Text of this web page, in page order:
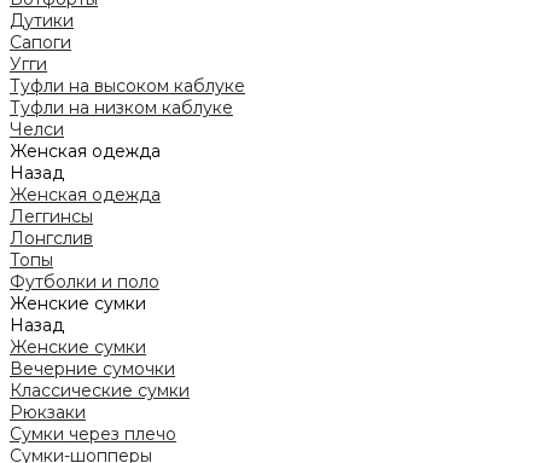
Дутики
Сапоги
Угги
Туфли на высоком каблуке
Туфли на низком каблуке
Челси
Женская одежда
Назад
Женская одежда
Леггинсы
Лонгслив
Топы
Футболки и поло
Женские сумки
Назад
Женские сумки
Вечерние сумочки
Классические сумки
Рюкзаки
Сумки через плечо
Сумки-шопперы